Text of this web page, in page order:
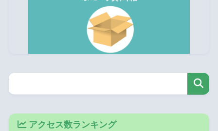
アクセス数ランキング